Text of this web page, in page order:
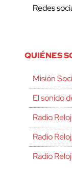
Redes
QUIÉNES
Misión
El sonido
Radio
Radio
Radio